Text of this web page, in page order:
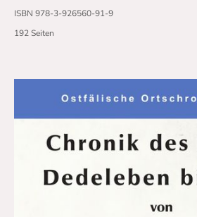
ISBN 978-3-926560-91-9
192 Seiten